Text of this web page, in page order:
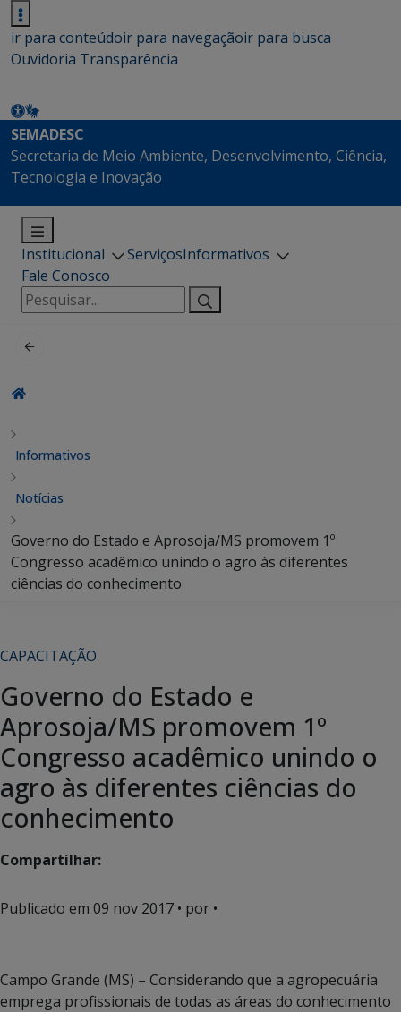
ir para conteúdoir para navegaçãoir para busca
Ouvidoria Transparência
SEMADESC
Secretaria de Meio Ambiente, Desenvolvimento, Ciência,
Tecnologia e Inovação
Institucional ServiçosInformativos
Fale Conosco
Pesquisar
por:
Informativos
Notícias
Governo do Estado e Aprosoja/MS promovem 1º
Congresso acadêmico unindo o agro às diferentes
ciências do conhecimento
CAPACITAÇÃO
Governo do Estado e
Aprosoja/MS promovem 1º
Congresso acadêmico unindo o
agro às diferentes ciências do
conhecimento
Compartilhar:
Publicado em 09 nov 2017 • por •
Campo Grande (MS) – Considerando que a agropecuária
emprega profissionais de todas as áreas do conhecimento